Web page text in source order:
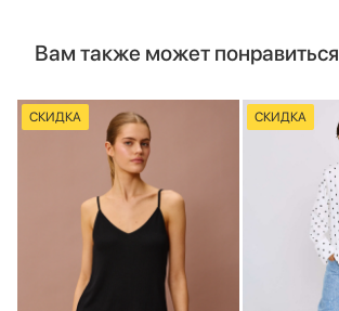
Вам также может понравиться
СКИДКА СКИДКА